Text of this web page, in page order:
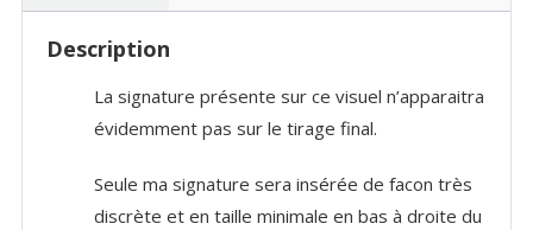
Description
La signature présente sur ce visuel n’apparaitra
évidemment pas sur le tirage final.
Seule ma signature sera insérée de facon très
discrète et en taille minimale en bas à droite du